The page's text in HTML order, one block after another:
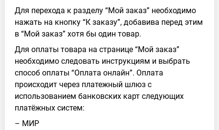
Для перехода к разделу “Мой заказ” необходимо
нажать на кнопку “К заказу”, добавива перед этим
в “Мой заказ” хотя бы один товар.
Для оплаты товара на странице “Мой заказ”
необходимо следовать инструкциям и выбрать
способ оплаты “Оплата онлайн”. Оплата
происходит через платежный шлюз с
использованием банковских карт следующих
платёжных систем:
– МИР